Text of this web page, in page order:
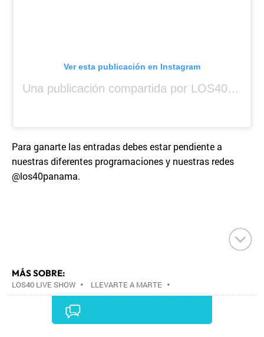
Ver esta publicación en Instagram
Una publicación compartida por LOS40 Panamá (@los40panama)
Para ganarte las entradas debes estar pendiente a
nuestras diferentes programaciones y nuestras redes
@los40panama.
MÁS SOBRE:
LOS40 LIVE SHOW • LLEVARTE A MARTE •
CONCIERTOS•LOS40•GRUPOS MÚSICA•
EVENTOS MUSICALES
•RADIO•AGENDA•PRISA MEDIA•